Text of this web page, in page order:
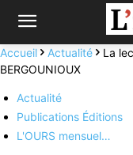
Accueil Actualité
La
BERGOUNIOUX
Actualité
Publications Éditions
L'OURS mensuel…